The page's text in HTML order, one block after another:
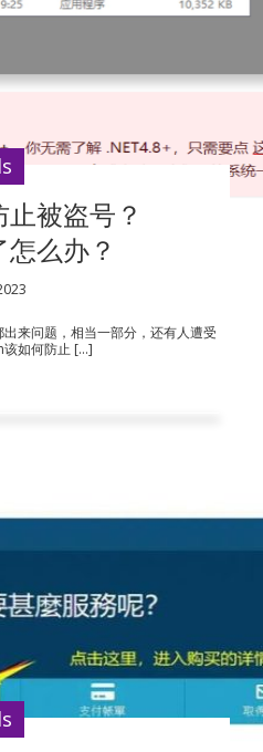
被盗号？
么办？
来问题，相当一部分，还有人遭受
该如何防止 […]